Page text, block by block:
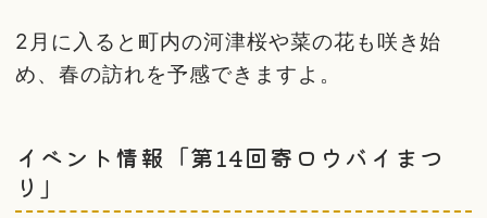
2月に入ると町内の河津桜や菜の花も咲き始
め、春の訪れを予感できますよ。
イベント情報「第14回寄ロウバイまつ
り」